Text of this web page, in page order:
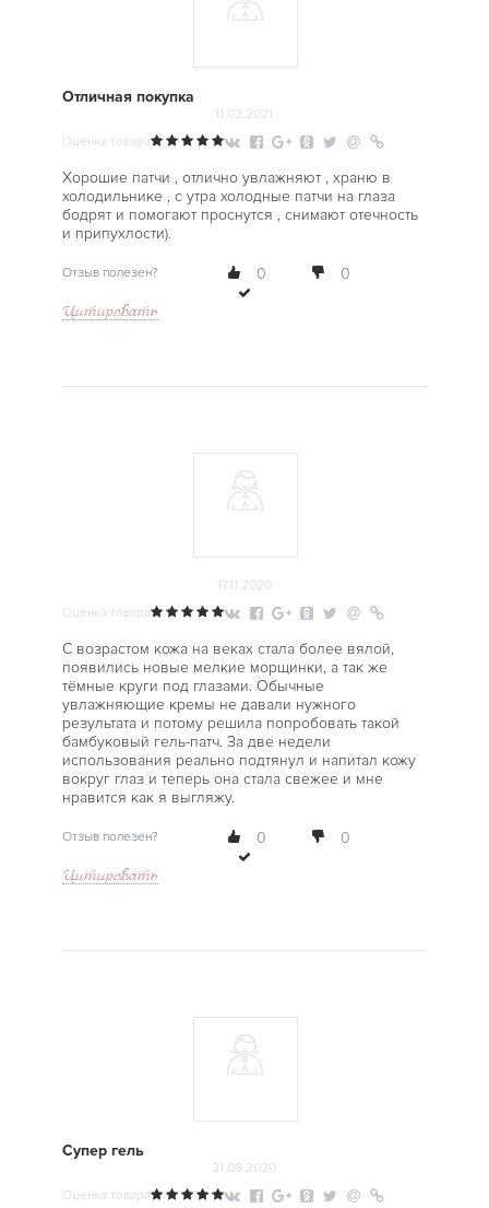
Отличная покупка
11.02.2021
Оценка товара
Хорошие патчи , отлично увлажняют , храню в
холодильнике , с утра холодные патчи на глаза
бодрят и помогают проснутся , снимают отечность
и припухлости).
Отзыв полезен? 0 0
Цитировать
17.11.2020
Оценка товара
С возрастом кожа на веках стала более вялой,
появились новые мелкие морщинки, а так же
тёмные круги под глазами. Обычные
увлажняющие кремы не давали нужного
результата и потому решила попробовать такой
бамбуковый гель-патч. За две недели
использования реально подтянул и напитал кожу
вокруг глаз и теперь она стала свежее и мне
нравится как я выгляжу.
Отзыв полезен? 0 0
Цитировать
Супер гель
31.08.2020
Оценка товара